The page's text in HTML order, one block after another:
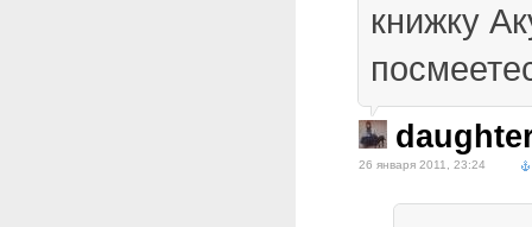
книжку
26 января 2011, 23:24